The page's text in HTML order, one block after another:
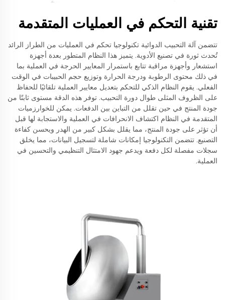
تقنية التحكم في العمليات المتقدمة
تتضمن آلة التحبيب الدوائية تكنولوجيا تحكم في العمليات من الطراز الرائد
تُحدث ثورة في تصنيع الأدوية. يتميز هذا النظام المتطور بعدة أجهزة
استشعار وأجهزة مراقبة تتابع باستمرار المعايير الحرجة في العملية بما
في ذلك محتوى الرطوبة ودرجة الحرارة وتوزيع حجم الحبيبات في الوقت
الفعلي. يقوم النظام الذكي للتحكم بتعديل معايير العملية تلقائيًا للحفاظ
على الظروف المثلى طوال دورة التحبيب. توفر هذه الدقة مستوى ثابتًا من
جودة المنتج في حين تقلل من التباين بين الدفعات. يمكن للخوارزميات
المتقدمة في النظام اكتشاف الانحرافات في العملية والاستجابة لها قبل
أن تؤثر على جودة المنتج، مما يقلل بشكل كبير من الهدر ويحسن كفاءة
التصنيع. تتضمن التكنولوجيا إمكانات شاملة لتسجيل البيانات، مما يخلق
سجلات مفصلة لكل دفعة ويدعم جهود الامتثال التنظيمي والتحسين في
العملية.